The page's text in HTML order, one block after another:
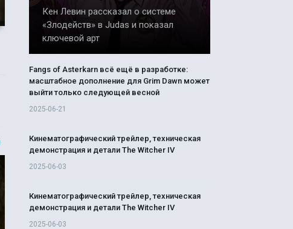
Кен Левин рассказал о системе
«Злодейств» в Judas и показал
ключевой арт
Fangs of Asterkarn всё ещё в разработке:
масштабное дополнение для Grim Dawn может
выйти только следующей весной
2025-06-21
Кинематографический трейлер, техническая
демонстрация и детали The Witcher IV
2025-06-03
Кинематографический трейлер, техническая
демонстрация и детали The Witcher IV
2025-06-03